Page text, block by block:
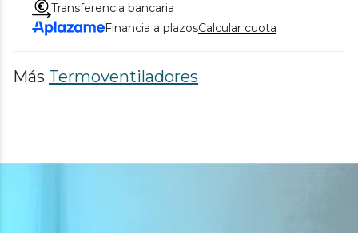
Transferencia bancaria
Financia a plazosCalcular cuota
Más Termoventiladores